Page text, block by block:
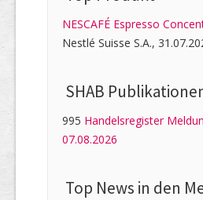
NESCAFÉ Espresso
Nestlé Suisse S.A.,
SHAB
995 Handelsregister
07.08.2026
Top News in den